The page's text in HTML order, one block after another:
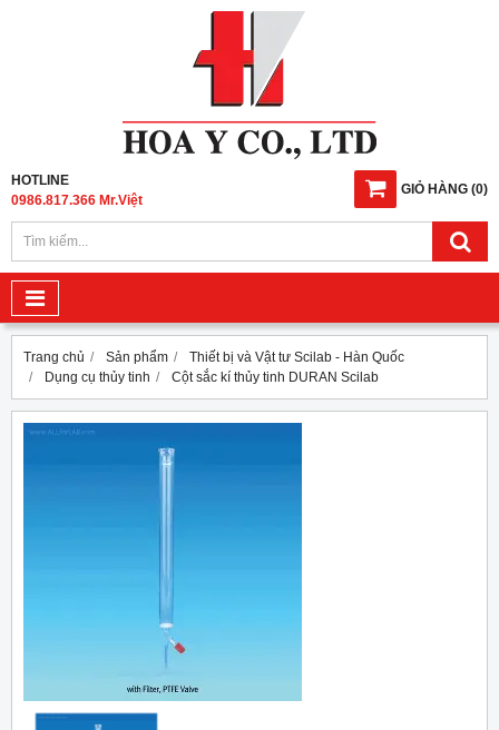
GIỎ HÀNG (0)
HOTLINE
0986.817.366 Mr.Việt
Trang chủ Sản phẩm
Thiết bị và Vật tư Scilab - Hàn Quốc
Dụng cụ thủy tinh
Cột sắc kí thủy tinh DURAN Scilab